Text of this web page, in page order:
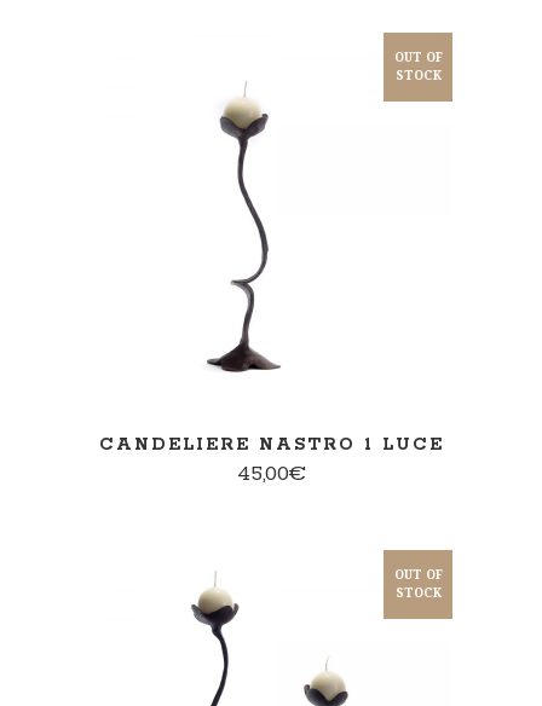
OUT OF
STOCK
SCEGLI
CANDELIERE NASTRO 1 LUCE
45,00€
OUT OF
STOCK